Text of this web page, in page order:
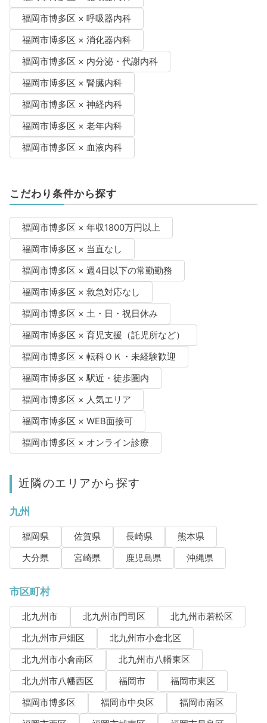
福岡市博多区 × 呼吸器内科
福岡市博多区 × 消化器内科
福岡市博多区 × 内分泌・代謝内科
福岡市博多区 × 腎臓内科
福岡市博多区 × 神経内科
福岡市博多区 × 老年内科
福岡市博多区 × 血液内科
こだわり条件から探す
福岡市博多区 × 年収1800万円以上
福岡市博多区 × 当直なし
福岡市博多区 × 週4日以下の常勤勤務
福岡市博多区 × 救急対応なし
福岡市博多区 × 土・日・祝日休み
福岡市博多区 × 育児支援（託児所など）
福岡市博多区 × 転科ＯＫ・未経験歓迎
福岡市博多区 × 駅近・徒歩圏内
福岡市博多区 × 人気エリア
福岡市博多区 × WEB面接可
福岡市博多区 × オンライン診療
近隣のエリアから探す
九州
福岡県 佐賀県 長崎県
熊本県
大分県
宮崎県 鹿児島県 沖縄県
市区町村
北九州市 北九州市門司区
北九州市若松区
北九州市戸畑区
北九州市小倉北区
北九州市小倉南区
北九州市八幡東区
北九州市八幡西区
福岡市
福岡市東区
福岡市博多区
福岡市中央区
福岡市南区